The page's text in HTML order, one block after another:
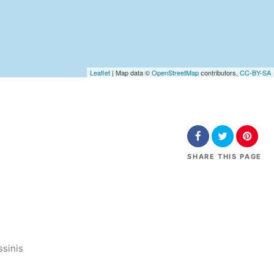
Leaflet | Map data ©OpenStreetMapcontributors, CC-BY-SA
SHARE THIS PAGE